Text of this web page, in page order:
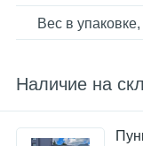
Вес в упаковке,
Наличие на